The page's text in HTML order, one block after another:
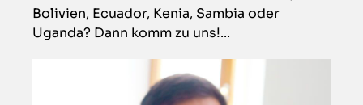
Bolivien, Ecuador, Kenia, Sambia oder
Uganda? Dann komm zu uns!...